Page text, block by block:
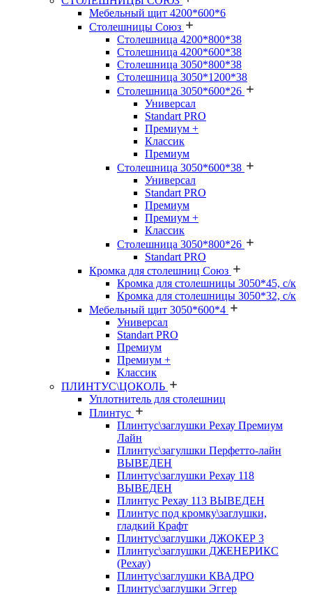
Мебельный щит 4200*600*6
Столешницы Союз
Столешница 4200*800*38
Столешница 4200*600*38
Столешница 3050*800*38
Столешница 3050*1200*38
Столешница 3050*600*26
Универсал
Standart PRO
Премиум +
Классик
Премиум
Столешница 3050*600*38
Универсал
Standart PRO
Премиум
Премиум +
Классик
Столешница 3050*800*26
Standart PRO
Кромка для столешниц Союз
Кромка для столешницы 3050*45, с/к
Кромка для столешницы 3050*32, с/к
Мебельный щит 3050*600*4
Универсал
Standart PRO
Премиум
Премиум +
Классик
ПЛИНТУС\ЦОКОЛЬ
Уплотнитель для столешниц
Плинтус
Плинтус\заглушки Рехау Премиум
Лайн
Плинтус\загулшки Перфетто-лайн
ВЫВЕДЕН
Плинтус\заглушки Рехау 118
ВЫВЕДЕН
Плинтус Рехау 113 ВЫВЕДЕН
Плинтус под кромку\заглушки,
гладкий Крафт
Плинтус\заглушки ДЖОКЕР 3
Плинтус\заглушки ДЖЕНЕРИКС
(Рехау)
Плинтус\заглушки КВАДРО
Плинтус\заглушки Эггер